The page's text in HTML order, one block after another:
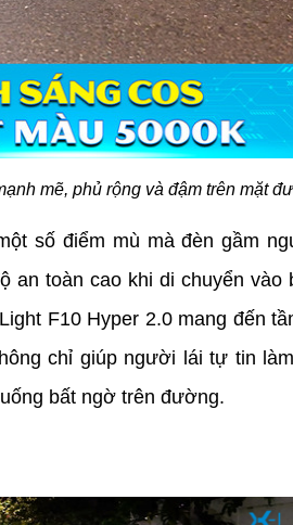
mẽ, phủ rộng và đậm trên mặt
số điểm mù mà đèn gầm
an toàn cao khi di chuyển vào
F10 Hyper 2.0 mang đến
chỉ giúp người lái tự tin
bất ngờ trên đường.